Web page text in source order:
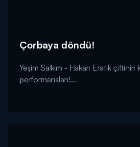
Çorbaya döndü!
Yeşim Salkım - Hakan Eratik çiftinin
performansları!...